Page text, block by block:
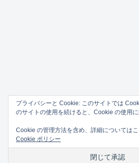
プライバシーと Cookie: このサイトでは
のサイトの使用を続けると、Cookie の使用に
Cookie の管理方法を含め、詳細については
Cookie ポリシー